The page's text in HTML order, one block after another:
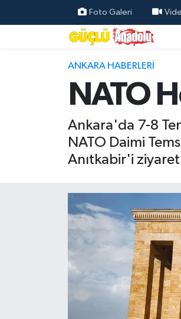
Foto Galeri
ANKARA HABERLERI
NATO
Ankara'da 7-8
NATO Daimi
Anıtkabir'i
Özel Haber
Resmi İlanlar
Ekonomi
Gündem